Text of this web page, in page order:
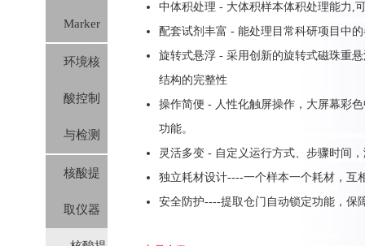
Marker
环境核
酸控制
与检测
核酸提
取仪器
中体积处理 - 大体积样本体积处理能力,
配套试剂丰富 - 能处理目常科研项目中
旋转式悬浮 - 采用创新的旋转式磁珠重
结构的完整性
操作简便 - 人性化触屏操作，大屏幕彩
功能。
灵活多变 - 自定义运行方式、步骤时间
独立耗材设计----一个样本一个耗材，互
安全防护----提取仓门自动锁定功能，保